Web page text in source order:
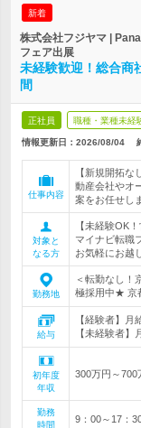
新着
株式会社フジヤマ |
フェア出展
未経験歓迎！総合商
間
正社員 職種・業種未経
情報更新日：2026/08/04
仕事内容
【新規開拓
動産会社やオ
案をお任せし
対象と
なる方
【未経験OK
マイナビ転職
お気軽にお越
勤務地
＜転勤なし！
極採用中★ 京
給与
【経験者】月
【未経験者
初年度
年収
300万円～700
勤務
時間
9：00～17：